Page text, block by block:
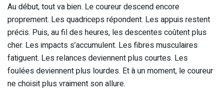
Au début, tout va bien. Le coureur descend encore
proprement. Les quadriceps répondent. Les appuis restent
précis. Puis, au fil des heures, les descentes coûtent plus
cher. Les impacts s’accumulent. Les fibres musculaires
fatiguent. Les relances deviennent plus courtes. Les
foulées deviennent plus lourdes. Et à un moment, le coureur
ne choisit plus vraiment son allure.